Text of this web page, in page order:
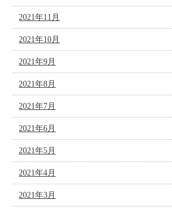
2021年11月
2021年10月
2021年9月
2021年8月
2021年7月
2021年6月
2021年5月
2021年4月
2021年3月